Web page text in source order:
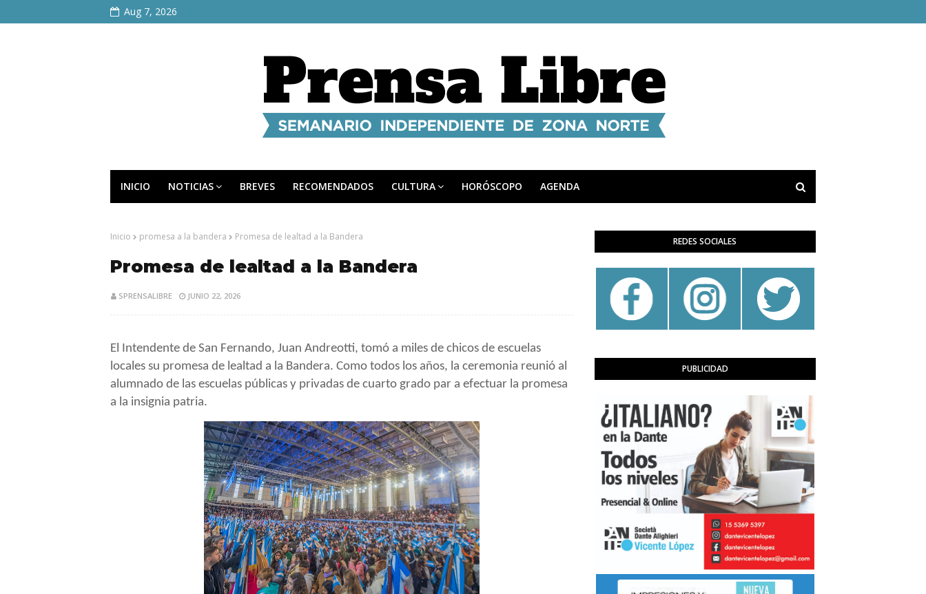
Aug 7, 2026
INICIO NOTICIAS BREVES RECOMENDADOS CULTURA HORÓSCOPO AGENDA
Inicio promesa a la bandera Promesa de lealtad a la Bandera
Promesa de lealtad a la Bandera
SPRENSALIBRE JUNIO 22, 2026
El Intendente de San Fernando, Juan Andreotti, tomó a miles de chicos de escuelas
locales su promesa de lealtad a la Bandera. Como todos los años, la ceremonia reunió al
alumnado de las escuelas públicas y privadas de cuarto grado par a efectuar la promesa
a la insignia patria.
REDES SOCIALES
PUBLICIDAD